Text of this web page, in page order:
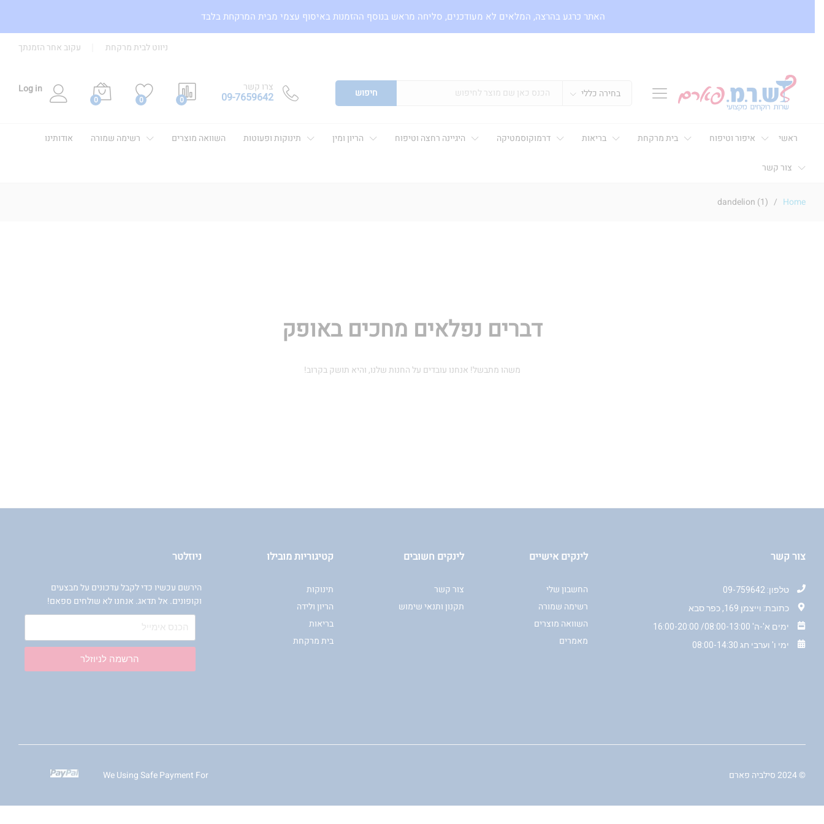
ניווט לבית מרקחת עקוב אחר הזמנתך
בחירה כללי חיפוש צרו קשר
09-7659642
0
0
0
Log in
ראשי איפור וטיפוח בית מרקחת בריאות דרמוקוסמטיקה היגיינה רחצה וטיפוח הריון ומין תינוקות ופעוטות השוואה מוצרים רשימה שמורה אודותינו
צור קשר
Home
/
dandelion (1)
דברים נפלאים מחכים באופק
משהו מתבשל! אנחנו עובדים על החנות שלנו, והיא תושק בקרוב!
האתר כרגע בהרצה, המלאים לא מעודכנים, סליחה מראש בנוסף ההזמנות באיסוף עצמי מבית המרקחת בלבד
צור קשר
טלפון: 09-759642
כתובת: וייצמן 169, כפר סבא
ימים א'-ה' 08:00-13:00/ 16:00-20:00
ימי ו' וערבי חג 08:00-14:30
לינקים אישיים
החשבון שלי
רשימה שמורה
השוואה מוצרים
מאמרים
לינקים חשובים
צור קשר
תקנון ותנאי שימוש
קטיגוריות מובילו
תינוקות
הריון ולידה
בריאות
בית מרקחת
ניוזלטר
הירשם עכשיו כדי לקבל עדכונים על מבצעים
וקופונים. אל תדאג. אנחנו לא שולחים ספאם!
הרשמה לניוזלר
© 2024 סילביה פארם We Using Safe Payment For